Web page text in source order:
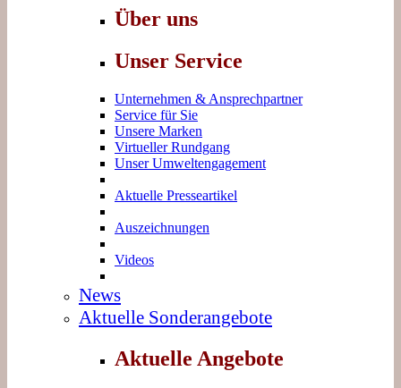
Über uns
Unser Service
Unternehmen & Ansprechpartner
Service für Sie
Unsere Marken
Virtueller Rundgang
Unser Umweltengagement
Aktuelle Presseartikel
Auszeichnungen
Videos
News
Aktuelle Sonderangebote
Aktuelle Angebote